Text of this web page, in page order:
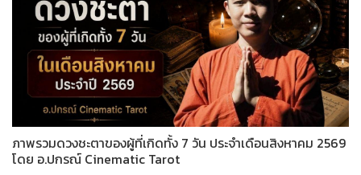
ภาพรวมดวงชะตาของผู้ที่เกิดทั้ง 7 วัน ประจำเดือนสิงหาคม 2569
โดย อ.ปกรณ์ Cinematic Tarot